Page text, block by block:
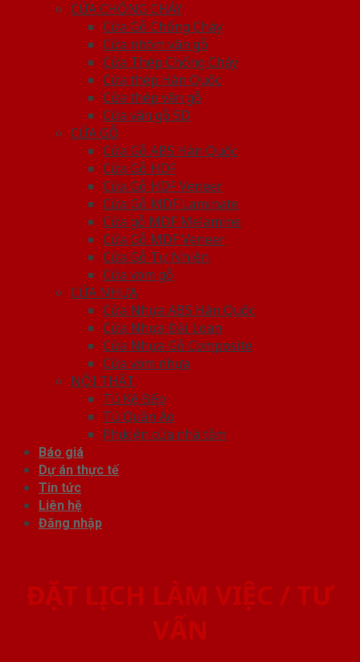
CỬA CHỐNG CHÁY
Cửa Gỗ Chống Cháy
Cửa nhôm vân gỗ
Cửa Thép Chống Cháy
Cửa thép Hàn Quốc
Cửa thép vân gỗ
Cửa vân gỗ 5D
CỬA GỖ
Cửa Gỗ ABS Hàn Quốc
Cửa Gỗ HDF
Cửa Gỗ HDF Veneer
Cửa Gỗ MDF Laminate
Cửa gỗ MDF Melamine
Cửa Gỗ MDF Veneer
Cửa Gỗ Tự Nhiên
Cửa vòm gỗ
CỬA NHỰA
Cửa Nhựa ABS Hàn Quốc
Cửa Nhựa Đài Loan
Cửa Nhựa Gỗ Composite
Cửa vòm nhựa
NỘI THẤT
Tủ Kệ Bếp
Tủ Quần Áo
Phụ kiện cửa nhà tắm
Báo giá
Dự án thực tế
Tin tức
Liên hệ
Đăng nhập
ĐẶT LỊCH LÀM VIỆC / TƯ
VẤN